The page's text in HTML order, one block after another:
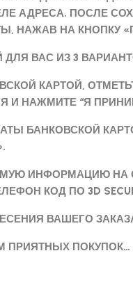
АДРЕСА. ПОСЛЕ
НАЖАВ НА КНОПКУ
ВАС ИЗ 3
КАРТОЙ,
И НАЖМИТЕ “Я
БАНКОВСКОЙ
ИНФОРМАЦИЮ НА
КОД ПО 3D
ВАШЕГО
ПОКУПОК…